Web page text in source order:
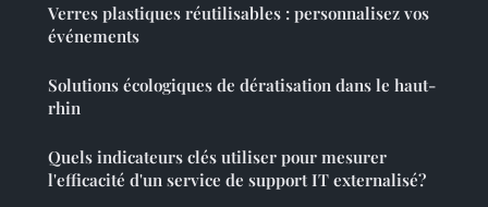
Verres plastiques réutilisables : personnalisez vos
événements
Solutions écologiques de dératisation dans le haut-
rhin
Quels indicateurs clés utiliser pour mesurer
l'efficacité d'un service de support IT externalisé?